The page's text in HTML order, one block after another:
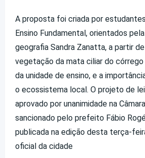
A proposta foi criada por
Ensino Fundamental, orientados
geografia Sandra Zanatta, a partir
vegetação da mata ciliar do córrego
da unidade de ensino, e a
o ecossistema local. O projeto de
aprovado por unanimidade na
sancionado pelo prefeito Fábio
publicada na edição desta terça-
oficial da cidade